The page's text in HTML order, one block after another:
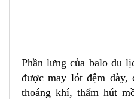
Phần lưng của balo du
được may lót đệm dày,
thoáng khí, thấm hút